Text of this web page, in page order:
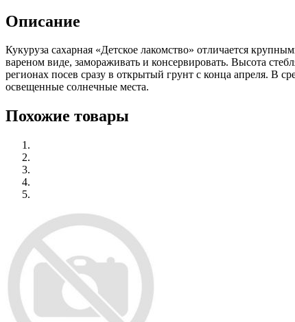
Описание
Кукуруза сахарная «Детское лакомство» отличается
вареном виде, замораживать и консервировать. Высота
регионах посев сразу в открытый грунт с конца апреля. В
освещенные солнечные места.
Похожие товары